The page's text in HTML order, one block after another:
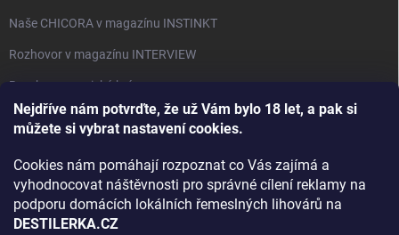
Nejdříve nám potvrďte, že už Vám bylo 18 let, a pak si
můžete si vybrat nastavení cookies.
Cookies nám pomáhají rozpoznat co Vás zajímá a
vyhodnocovat náštěvnosti pro správné cílení reklamy na
podporu domácích lokálních řemeslných lihovárů na
DESTILERKA.CZ
Naše CHICORA v magazínu INSTINKT
Rozhovor v magazínu INTERVIEW
Bourbon, americká krása.
Napsali v TÝDNU o naší práci
Rozhovor s DESTILERKA.CZ v magazínu DRINKING-CAT
Jak vybrat dárek na Vánoce